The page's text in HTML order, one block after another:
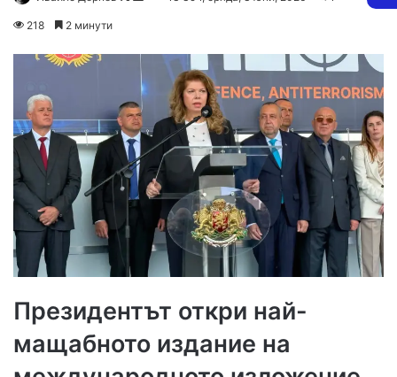
218 2 минути
Президентът откри най-
мащабното издание на